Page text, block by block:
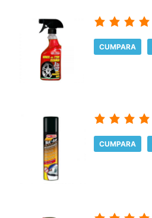
CUMPARA
CUMPARA